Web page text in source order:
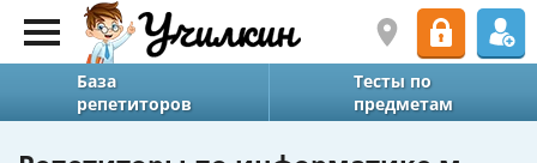
База
репетиторов
Тесты по
предметам